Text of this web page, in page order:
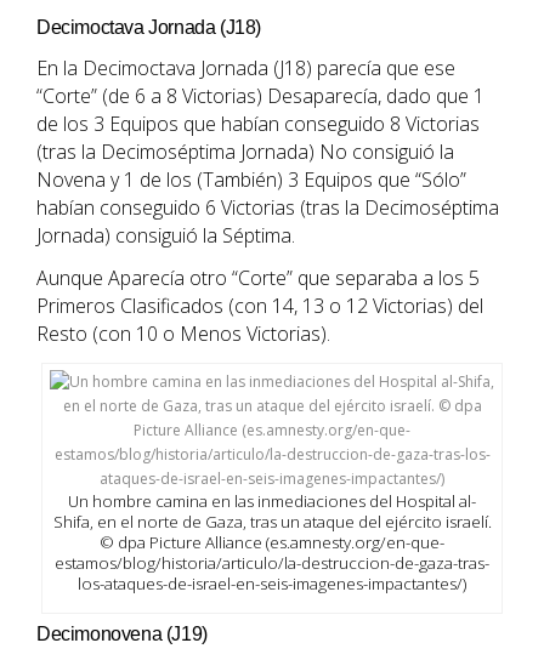
Decimoctava Jornada (J18)
En la Decimoctava Jornada (J18) parecía que ese
“Corte” (de 6 a 8 Victorias) Desaparecía, dado que 1
de los 3 Equipos que habían conseguido 8 Victorias
(tras la Decimoséptima Jornada) No consiguió la
Novena y 1 de los (También) 3 Equipos que “Sólo”
habían conseguido 6 Victorias (tras la Decimoséptima
Jornada) consiguió la Séptima.
Aunque Aparecía otro “Corte” que separaba a los 5
Primeros Clasificados (con 14, 13 o 12 Victorias) del
Resto (con 10 o Menos Victorias).
Un hombre camina en las inmediaciones del Hospital al-
Shifa, en el norte de Gaza, tras un ataque del ejército israelí.
© dpa Picture Alliance (es.amnesty.org/en-que-
estamos/blog/historia/articulo/la-destruccion-de-gaza-tras-
los-ataques-de-israel-en-seis-imagenes-impactantes/)
Decimonovena (J19)